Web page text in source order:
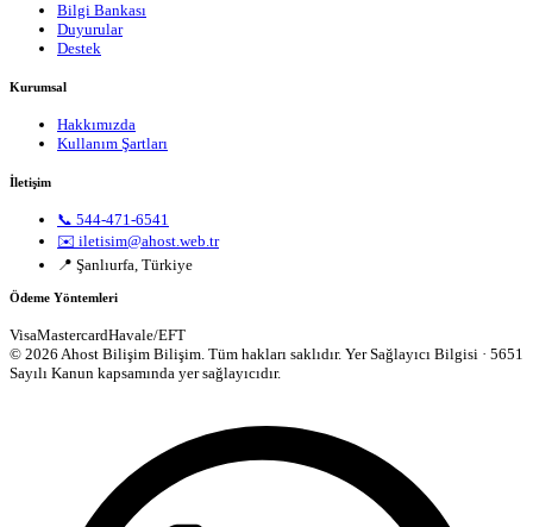
Bilgi Bankası
Duyurular
Destek
Kurumsal
Hakkımızda
Kullanım Şartları
İletişim
📞 544-471-6541
✉️ iletisim@ahost.web.tr
📍 Şanlıurfa, Türkiye
Ödeme Yöntemleri
VisaMastercardHavale/EFT
© 2026 Ahost Bilişim Bilişim. Tüm hakları saklıdır. Yer Sağlayıcı Bilgisi · 5651
Sayılı Kanun kapsamında yer sağlayıcıdır.